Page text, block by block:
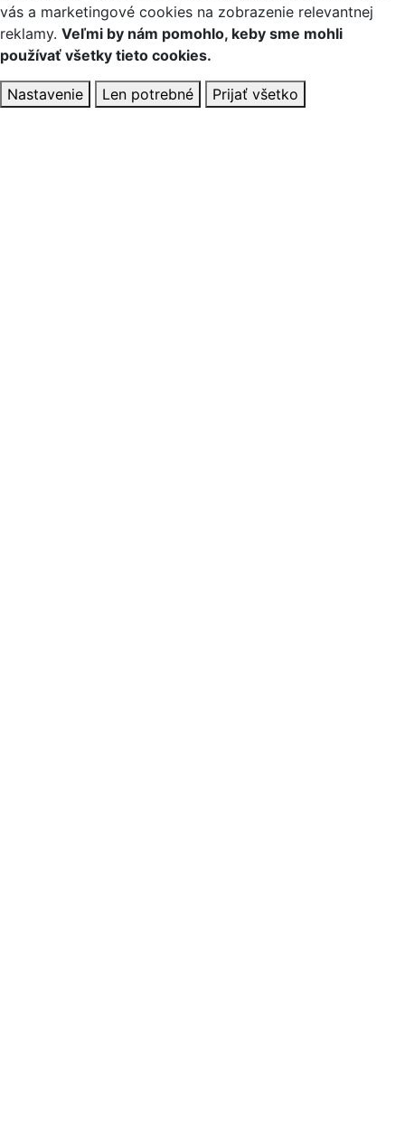
vás a marketingové cookies na zobrazenie relevantnej
reklamy. Veľmi by nám pomohlo, keby sme mohli
používať všetky tieto cookies.
Nastavenie Len potrebné Prijať všetko